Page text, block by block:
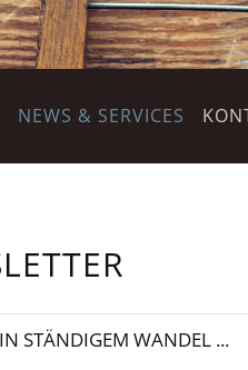
NEWS & SERVICES
STÄNDIGEM WANDEL ...